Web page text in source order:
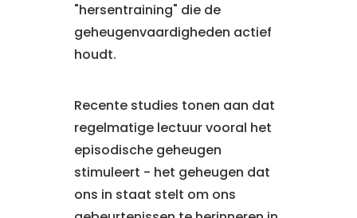
"hersentraining" die de
geheugenvaardigheden actief
houdt.
Recente studies tonen aan dat
regelmatige lectuur vooral het
episodische geheugen
stimuleert - het geheugen dat
ons in staat stelt om ons